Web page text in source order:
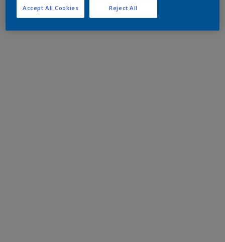
Reject All
Accept All Cookies